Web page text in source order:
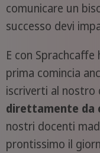
comunicare un
successo devi
E con
prima comincia
iscriverti al nostro
direttamente da
nostri docenti
prontissimo il